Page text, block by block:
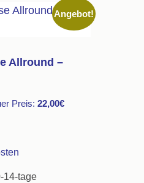
Angebot!
Allround –
Preis: 22,00€Aktueller
14-tage